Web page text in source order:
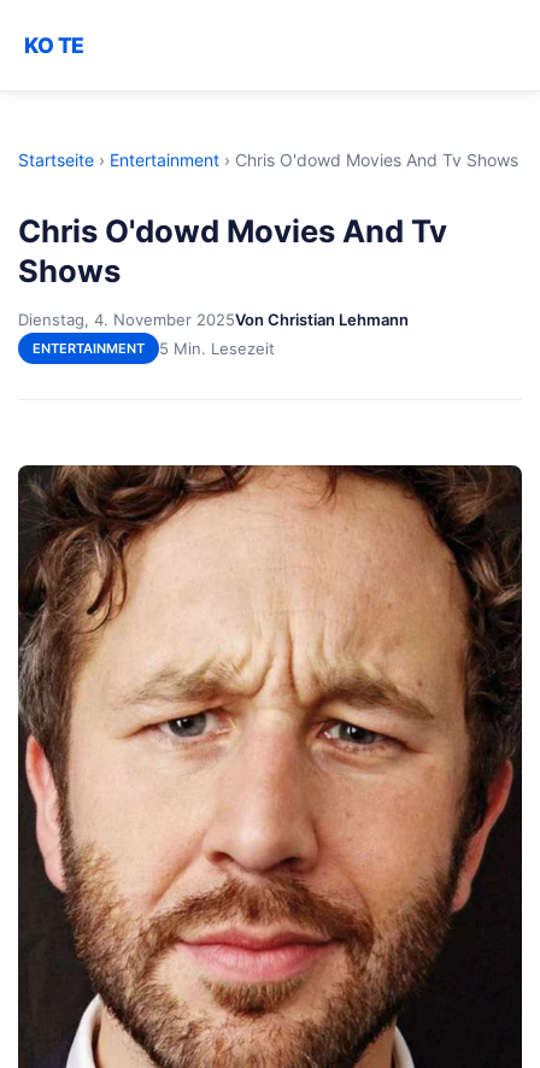
KO TE
Startseite › Entertainment › Chris O'dowd Movies And Tv Shows
Chris O'dowd Movies And Tv
Shows
Dienstag, 4. November 2025Von Christian Lehmann
ENTERTAINMENT 5 Min. Lesezeit